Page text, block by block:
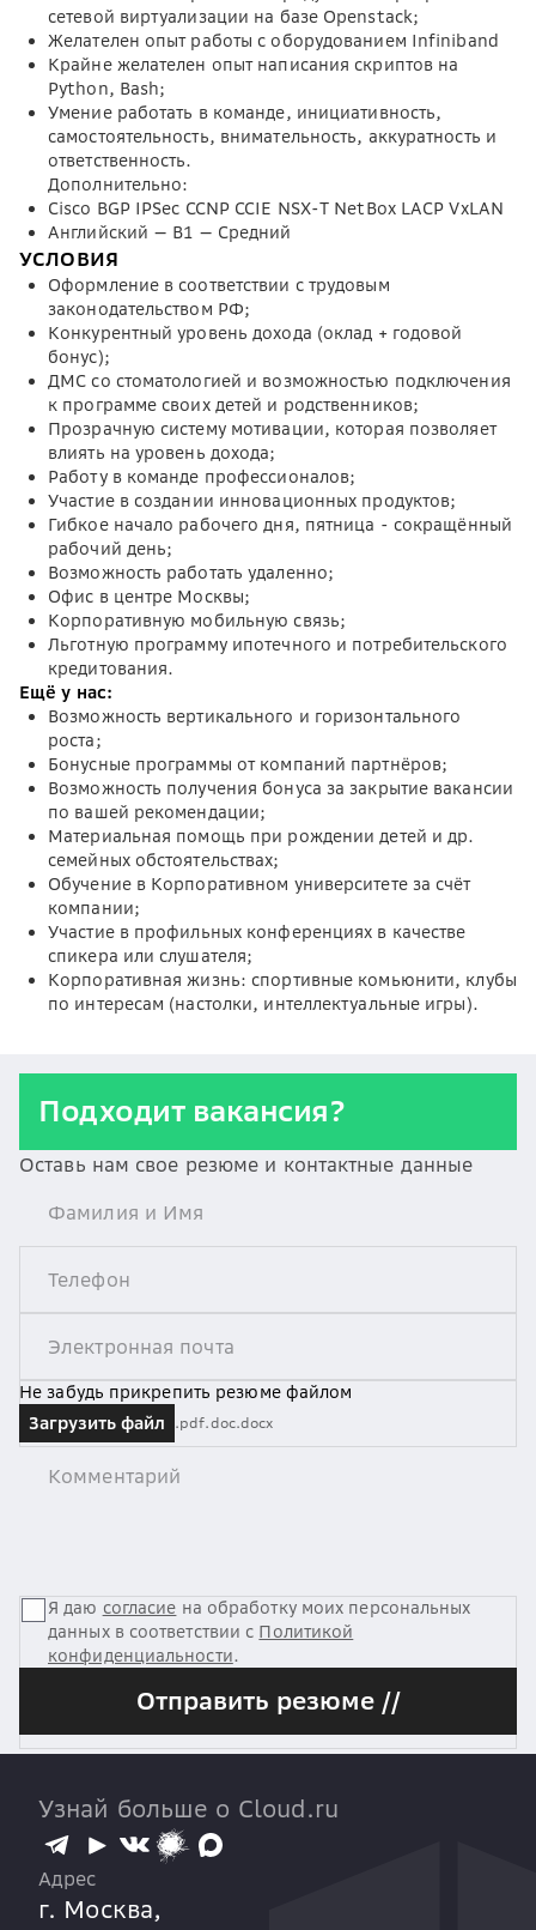
сетевой виртуализации на базе Openstack;
Желателен опыт работы с оборудованием Infiniband
Крайне желателен опыт написания скриптов на
Python, Bash;
Умение работать в команде, инициативность,
самостоятельность, внимательность, аккуратность и
ответственность.
Дополнительно:
Cisco BGP IPSec CCNP CCIE NSX-T NetBox LACP VxLAN
Английский — B1 — Средний
УСЛОВИЯ
Оформление в соответствии с трудовым
законодательством РФ;
Конкурентный уровень дохода (оклад + годовой
бонус);
ДМС со стоматологией и возможностью подключения
к программе своих детей и родственников;
Прозрачную систему мотивации, которая позволяет
влиять на уровень дохода;
Работу в команде профессионалов;
Участие в создании инновационных продуктов;
Гибкое начало рабочего дня, пятница - сокращённый
рабочий день;
Возможность работать удаленно;
Офис в центре Москвы;
Корпоративную мобильную связь;
Льготную программу ипотечного и потребительского
кредитования.
Ещё у нас:
Возможность вертикального и горизонтального
роста;
Бонусные программы от компаний партнёров;
Возможность получения бонуса за закрытие вакансии
по вашей рекомендации;
Материальная помощь при рождении детей и др.
семейных обстоятельствах;
Обучение в Корпоративном университете за счёт
компании;
Участие в профильных конференциях в качестве
спикера или слушателя;
Корпоративная жизнь: спортивные комьюнити, клубы
по интересам (настолки, интеллектуальные игры).
Подходит вакансия?
Оставь нам свое резюме и контактные данные
Не забудь прикрепить резюме файлом
Загрузить файл
.pdf.doc.docx
Я даю согласие на обработку моих персональных
данных в соответствии с Политикой
конфиденциальности.
Отправить резюме //
Узнай больше о Cloud.ru
Адрес
г. Москва,